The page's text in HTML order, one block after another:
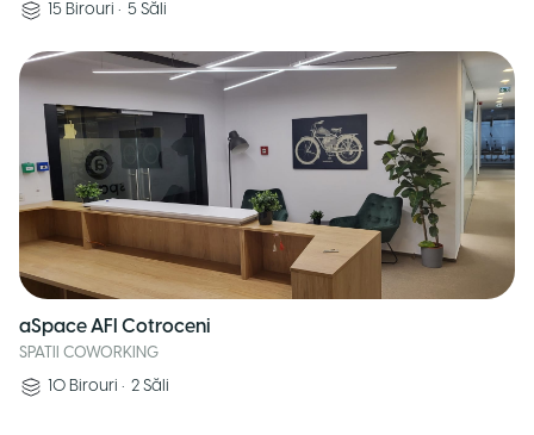
15 Birouri • 5 Săli
aSpace AFI Cotroceni
SPATII COWORKING
10 Birouri • 2 Săli